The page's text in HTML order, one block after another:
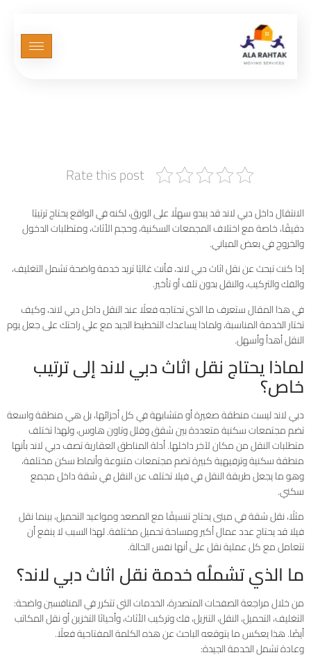
Rate this post
الانتقال داخل دبي لاند قد يبدو سهلًا على الورق، لكنه في الواقع يحتاج ترتيبًا
دقيقًا، خاصة مع اختلاف المجمعات السكنية، وحجم الأثاث، ومتطلبات الدخول
والخروج في بعض المباني.
إذا كنت تبحث عن نقل اثاث دبي لاند، فأنت غالبًا تريد خدمة واضحة تشمل التغليف،
والفك والتركيب، والنقل بدون تلف أو تأخير.
في هذا المقال ستعرف ما الذي تحتاجه فعلًا عند النقل داخل دبي لاند، وكيف
تختار الخدمة المناسبة، ولماذا يساعدك التخطيط الجيد مع علي راحتك على جعل يوم
النقل أهدأ وأسهل.
لماذا يحتاج نقل اثاث دبي لاند إلى ترتيب
خاص؟
دبي لاند ليست منطقة صغيرة أو متشابهة في كل أجزائها، بل هي منطقة واسعة
تضم مجتمعات سكنية متعددة بين شقق وفلل وتاون هاوس، ولهذا تختلف
متطلبات النقل من مكان لآخر داخلها. أدلة المناطق العقارية تصف دبي لاند بأنها
منطقة سكنية وترفيهية كبيرة تضم مجتمعات متنوعة وأنماط سكن مختلفة،
وهو ما يجعل طريقة النقل في فيلا تختلف عن النقل في شقة داخل مجمع
سكني.
مثلًا، نقل شقة في مبنى يحتاج تنسيقًا مع المصعد ومواعيد التحميل، بينما نقل
فيلا قد يحتاج عدد عمال أكبر ومساحة تحميل مختلفة. لهذا السبب لا ينفع أن
تتعامل مع كل عملية نقل على أنها نفس الحالة.
ما الذي تشملُه خدمة نقل اثاث دبي لاند؟
من خلال مراجعة الصفحات المتصدرة، الخدمات التي تتكرر في المنافسين واضحة:
التغليف، التحميل، النقل، التنزيل، فك وتركيب الأثاث، وأحيانًا التخزين أو نقل المكاتب
أيضًا. هذا يعكس ما يتوقعه الباحث عن هذه الكلمة المفتاحية فعلًا.
وعادة تشمل الخدمة الجيدة: